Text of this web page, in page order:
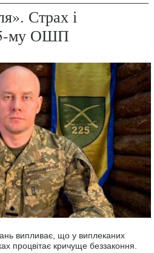
Страх і
му ОШП
випливає, що у виплеканих
процвітає кричуще беззаконня.